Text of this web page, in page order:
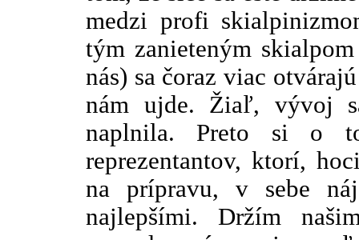
medzi profi
tým zanieteným
nás) sa čoraz viac
nám ujde. Žiaľ, vývoj
naplnila. Preto si o
reprezentantov, ktorí,
na prípravu, v sebe
najlepšími. Držím